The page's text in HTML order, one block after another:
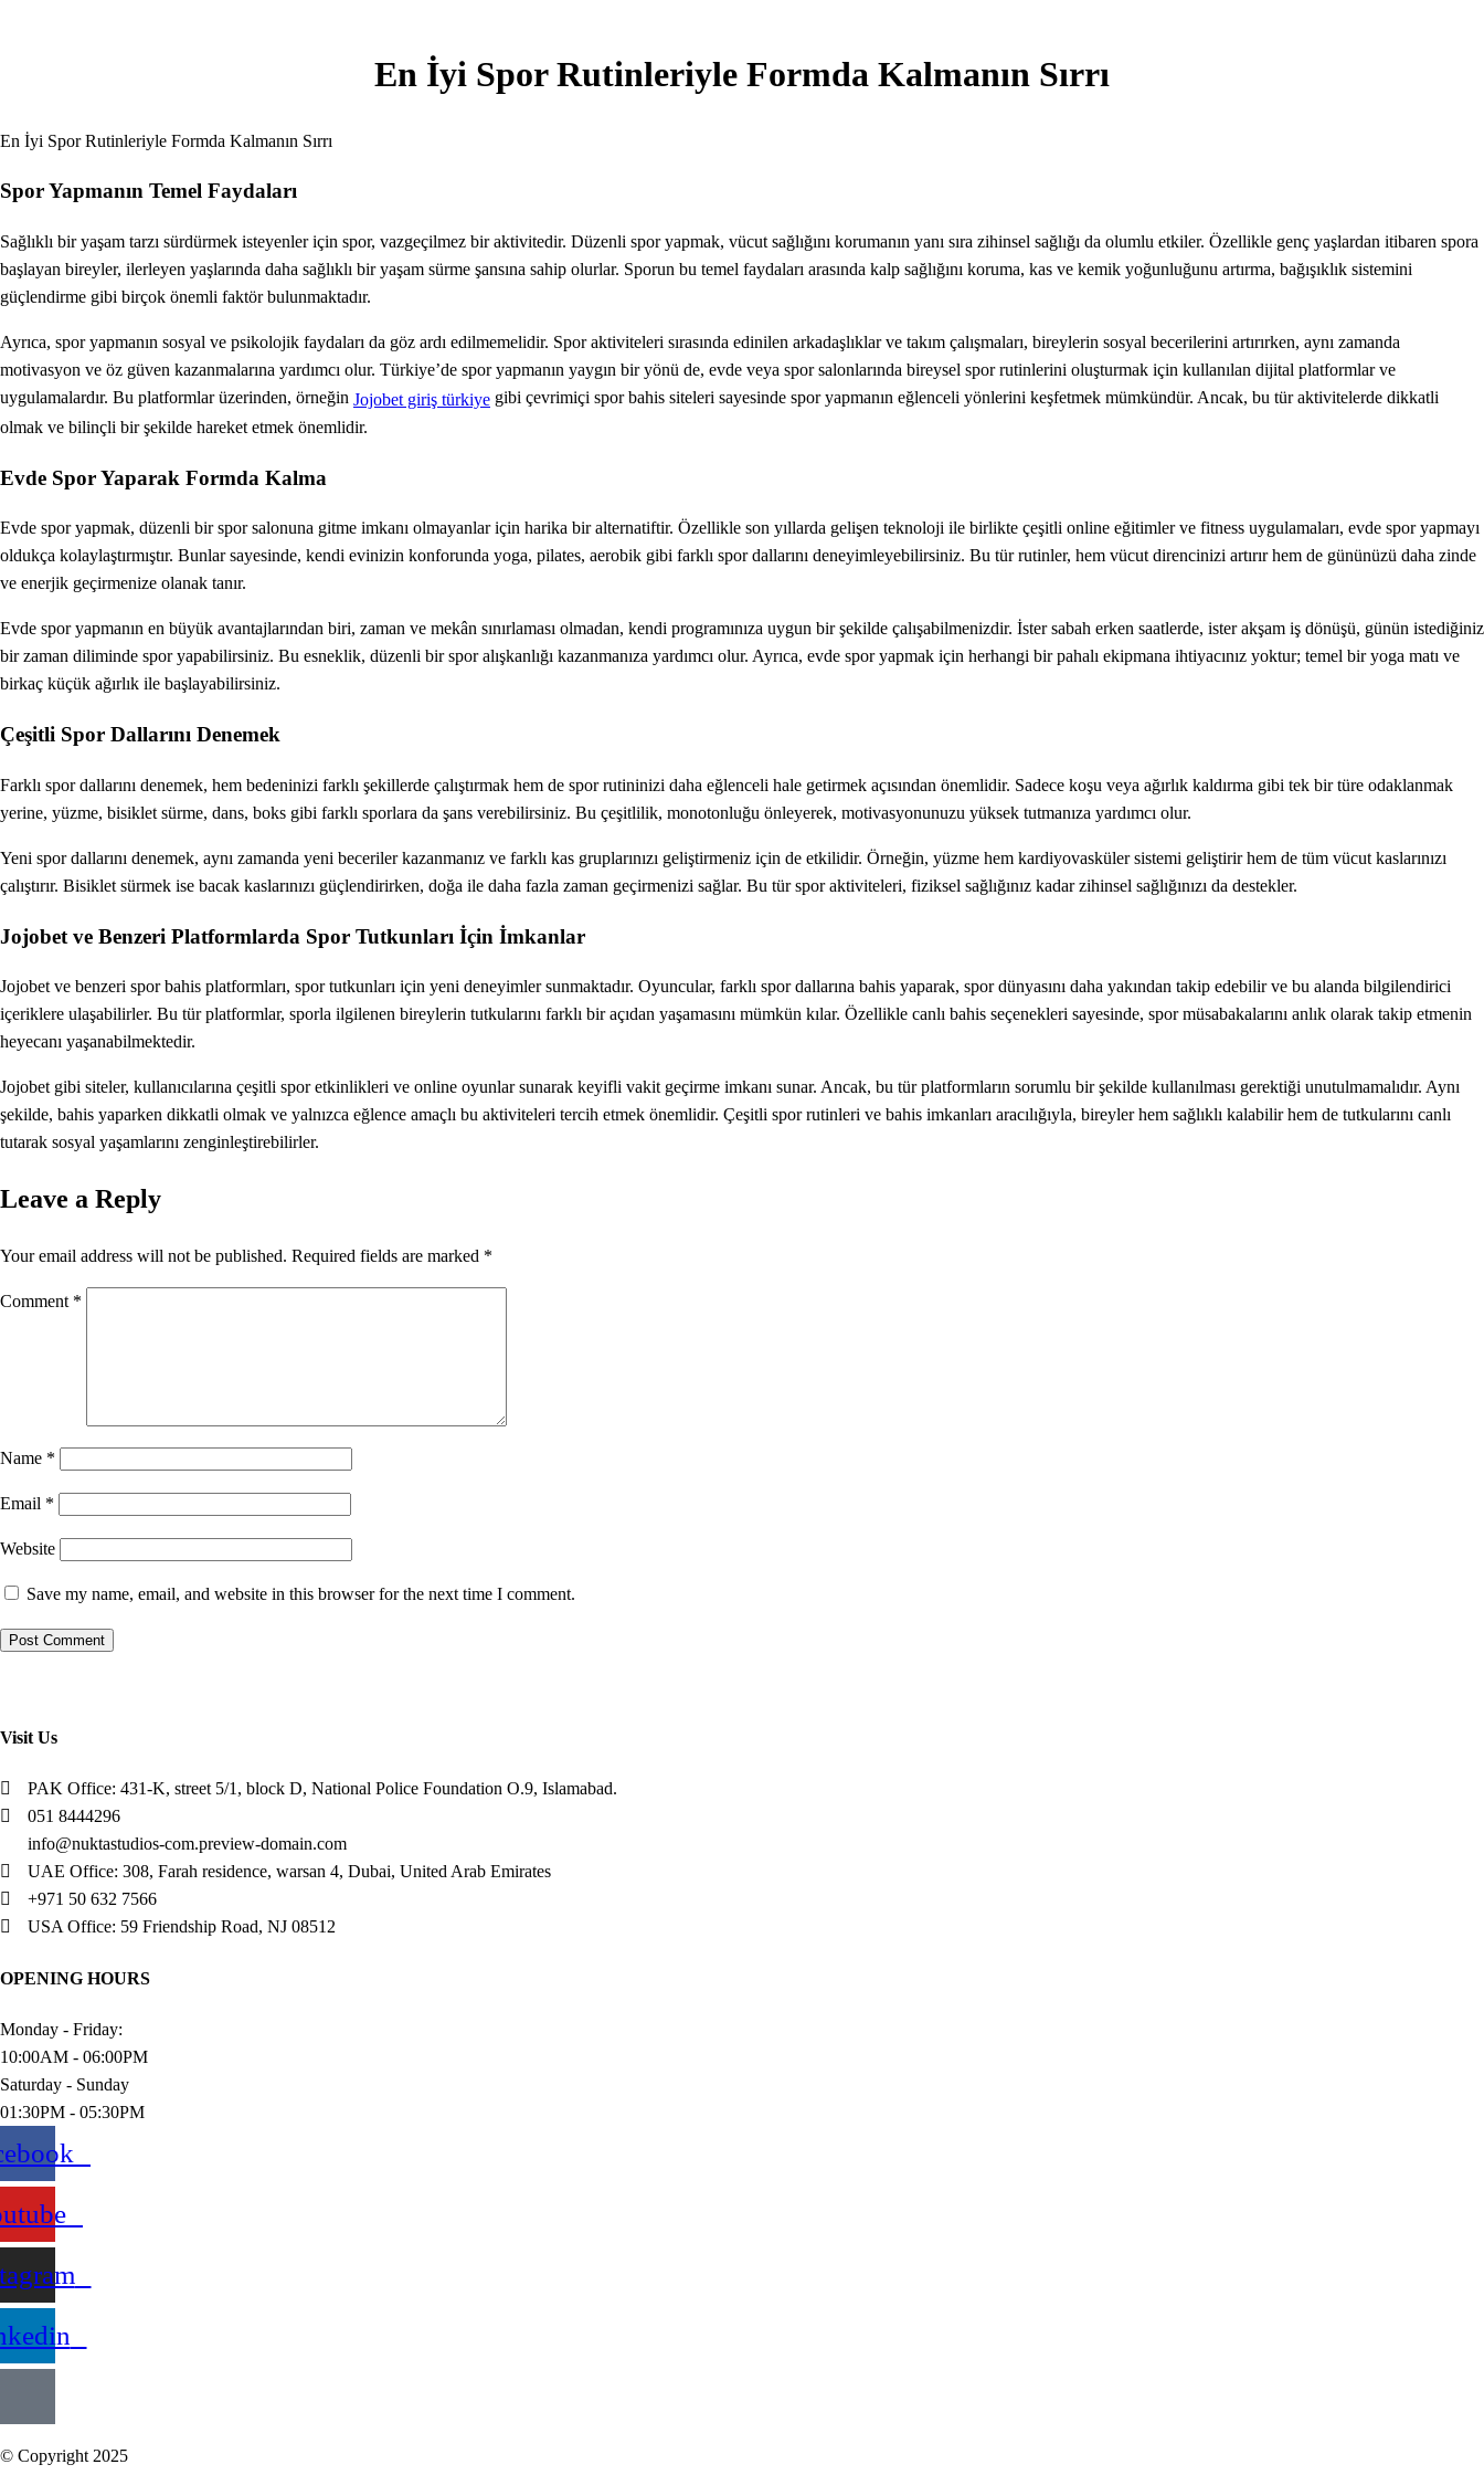
En İyi Spor Rutinleriyle Formda Kalmanın Sırrı
En İyi Spor Rutinleriyle Formda Kalmanın Sırrı
Spor Yapmanın Temel Faydaları
Sağlıklı bir yaşam tarzı sürdürmek isteyenler için spor, vazgeçilmez bir aktivitedir. Düzenli spor yapmak, vücut sağlığını korumanın yanı sıra zihinsel sağlığı da olumlu etkiler. Özellikle genç yaşlardan itibaren spora
başlayan bireyler, ilerleyen yaşlarında daha sağlıklı bir yaşam sürme şansına sahip olurlar. Sporun bu temel faydaları arasında kalp sağlığını koruma, kas ve kemik yoğunluğunu artırma, bağışıklık sistemini
güçlendirme gibi birçok önemli faktör bulunmaktadır.
Ayrıca, spor yapmanın sosyal ve psikolojik faydaları da göz ardı edilmemelidir. Spor aktiviteleri sırasında edinilen arkadaşlıklar ve takım çalışmaları, bireylerin sosyal becerilerini artırırken, aynı zamanda
motivasyon ve öz güven kazanmalarına yardımcı olur. Türkiye’de spor yapmanın yaygın bir yönü de, evde veya spor salonlarında bireysel spor rutinlerini oluşturmak için kullanılan dijital platformlar ve
uygulamalardır. Bu platformlar üzerinden, örneğin Jojobet giriş türkiye gibi çevrimiçi spor bahis siteleri sayesinde spor yapmanın eğlenceli yönlerini keşfetmek mümkündür. Ancak, bu tür aktivitelerde dikkatli
olmak ve bilinçli bir şekilde hareket etmek önemlidir.
Evde Spor Yaparak Formda Kalma
Evde spor yapmak, düzenli bir spor salonuna gitme imkanı olmayanlar için harika bir alternatiftir. Özellikle son yıllarda gelişen teknoloji ile birlikte çeşitli online eğitimler ve fitness uygulamaları, evde spor yapmayı
oldukça kolaylaştırmıştır. Bunlar sayesinde, kendi evinizin konforunda yoga, pilates, aerobik gibi farklı spor dallarını deneyimleyebilirsiniz. Bu tür rutinler, hem vücut direncinizi artırır hem de gününüzü daha zinde
ve enerjik geçirmenize olanak tanır.
Evde spor yapmanın en büyük avantajlarından biri, zaman ve mekân sınırlaması olmadan, kendi programınıza uygun bir şekilde çalışabilmenizdir. İster sabah erken saatlerde, ister akşam iş dönüşü, günün istediğiniz
bir zaman diliminde spor yapabilirsiniz. Bu esneklik, düzenli bir spor alışkanlığı kazanmanıza yardımcı olur. Ayrıca, evde spor yapmak için herhangi bir pahalı ekipmana ihtiyacınız yoktur; temel bir yoga matı ve
birkaç küçük ağırlık ile başlayabilirsiniz.
Çeşitli Spor Dallarını Denemek
Farklı spor dallarını denemek, hem bedeninizi farklı şekillerde çalıştırmak hem de spor rutininizi daha eğlenceli hale getirmek açısından önemlidir. Sadece koşu veya ağırlık kaldırma gibi tek bir türe odaklanmak
yerine, yüzme, bisiklet sürme, dans, boks gibi farklı sporlara da şans verebilirsiniz. Bu çeşitlilik, monotonluğu önleyerek, motivasyonunuzu yüksek tutmanıza yardımcı olur.
Yeni spor dallarını denemek, aynı zamanda yeni beceriler kazanmanız ve farklı kas gruplarınızı geliştirmeniz için de etkilidir. Örneğin, yüzme hem kardiyovasküler sistemi geliştirir hem de tüm vücut kaslarınızı
çalıştırır. Bisiklet sürmek ise bacak kaslarınızı güçlendirirken, doğa ile daha fazla zaman geçirmenizi sağlar. Bu tür spor aktiviteleri, fiziksel sağlığınız kadar zihinsel sağlığınızı da destekler.
Jojobet ve Benzeri Platformlarda Spor Tutkunları İçin İmkanlar
Jojobet ve benzeri spor bahis platformları, spor tutkunları için yeni deneyimler sunmaktadır. Oyuncular, farklı spor dallarına bahis yaparak, spor dünyasını daha yakından takip edebilir ve bu alanda bilgilendirici
içeriklere ulaşabilirler. Bu tür platformlar, sporla ilgilenen bireylerin tutkularını farklı bir açıdan yaşamasını mümkün kılar. Özellikle canlı bahis seçenekleri sayesinde, spor müsabakalarını anlık olarak takip etmenin
heyecanı yaşanabilmektedir.
Jojobet gibi siteler, kullanıcılarına çeşitli spor etkinlikleri ve online oyunlar sunarak keyifli vakit geçirme imkanı sunar. Ancak, bu tür platformların sorumlu bir şekilde kullanılması gerektiği unutulmamalıdır. Aynı
şekilde, bahis yaparken dikkatli olmak ve yalnızca eğlence amaçlı bu aktiviteleri tercih etmek önemlidir. Çeşitli spor rutinleri ve bahis imkanları aracılığıyla, bireyler hem sağlıklı kalabilir hem de tutkularını canlı
tutarak sosyal yaşamlarını zenginleştirebilirler.
Leave a Reply
Your email address will not be published. Required fields are marked *
Comment *
Name *
Email *
Website
Save my name, email, and website in this browser for the next time I comment.
Visit Us
PAK Office: 431-K, street 5/1, block D, National Police Foundation O.9, Islamabad.
051 8444296
info@nuktastudios-com.preview-domain.com
UAE Office: 308, Farah residence, warsan 4, Dubai, United Arab Emirates
+971 50 632 7566
USA Office: 59 Friendship Road, NJ 08512
OPENING HOURS
Monday - Friday:
10:00AM - 06:00PM
Saturday - Sunday
01:30PM - 05:30PM
© Copyright 2025